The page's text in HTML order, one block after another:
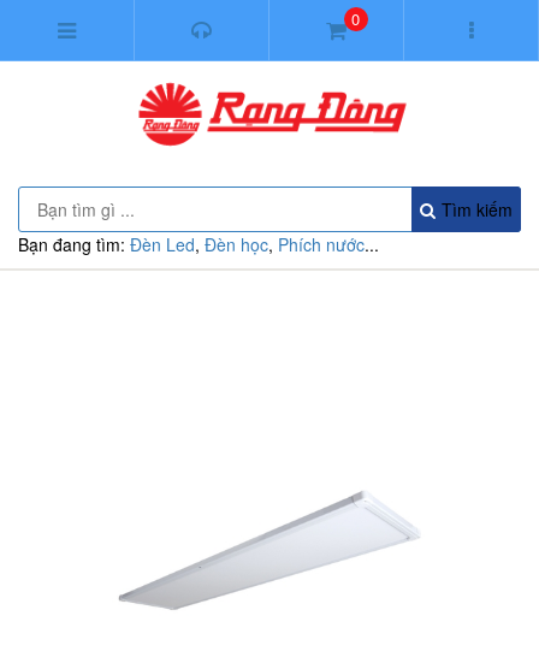
0
Tìm kiếm
Bạn đang tìm: Đèn Led, Đèn học, Phích nước...